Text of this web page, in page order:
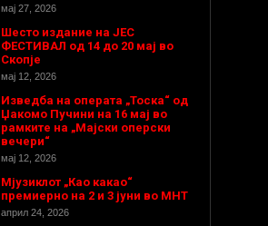
мај 27, 2026
Шесто издание на ЈЕС
ФЕСТИВАЛ од 14 до 20 мај во
Скопје
мај 12, 2026
Изведба на операта „Тоска“ од
Џакомо Пучини на 16 мај во
рамките на „Мајски оперски
вечери“
мај 12, 2026
Мјузиклот „Као какао“
премиерно на 2 и 3 јуни во МНТ
април 24, 2026